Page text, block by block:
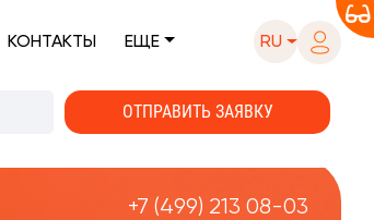
КОНТАКТЫ ЕЩЕ RU
+7 (499) 213 08-03